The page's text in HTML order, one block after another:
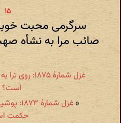
سرگرمی محبت
صائب مرا به نشأه
غزل شمارهٔ
است؟
«
غزل
حکمت